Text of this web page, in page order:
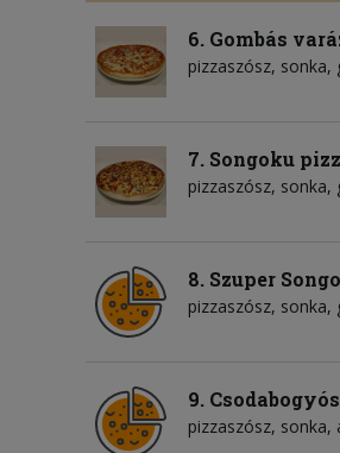
6. Gombás
pizzaszósz sonka
7. Songoku
pizzaszósz sonka
8. Szuper
pizzaszósz sonka
9.
pizzaszósz sonka